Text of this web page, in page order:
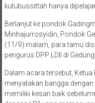
Minhajurrosyidin, Pondok
(11/9) malam, para tamu
pengurus DPP LDII di
menyatakan bangga dengan
memiliki kesan baik
dengan LDII yang